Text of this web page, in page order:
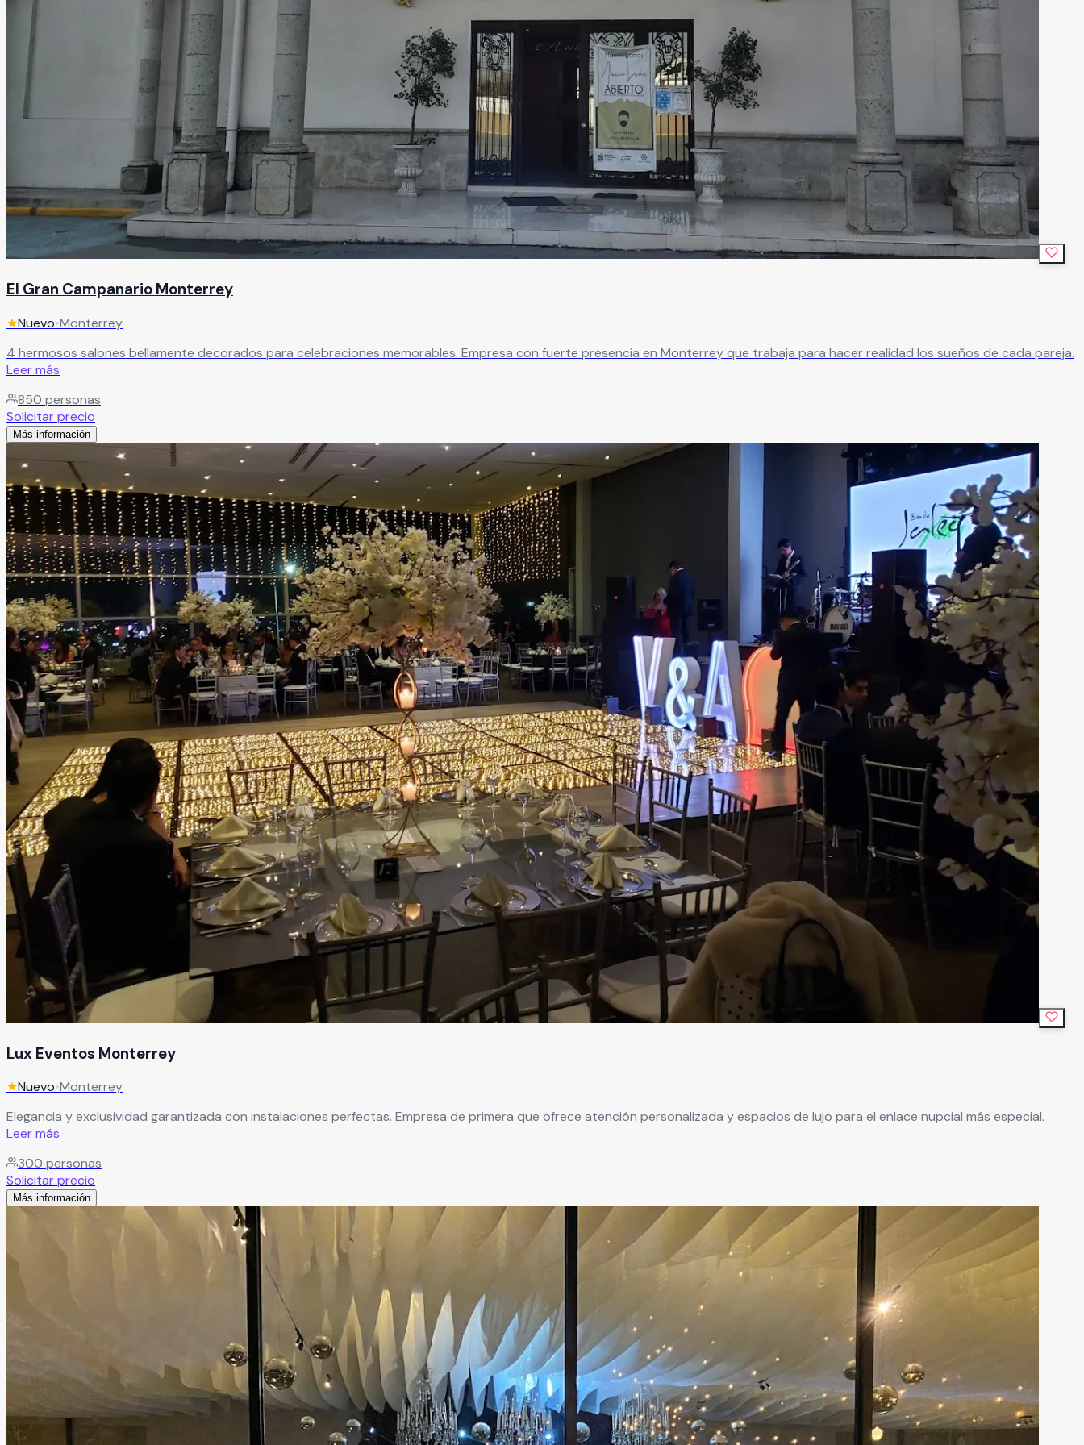
El Gran Campanario Monterrey
★Nuevo•Monterrey
4 hermosos salones bellamente decorados para celebraciones memorables. Empresa con fuerte presencia en Monterrey que trabaja para hacer realidad los sueños de cada pareja.
Leer más
850 personas
Solicitar precio
Más información
Lux Eventos Monterrey
★Nuevo•Monterrey
Elegancia y exclusividad garantizada con instalaciones perfectas. Empresa de primera que ofrece atención personalizada y espacios de lujo para el enlace nupcial más especial.
Leer más
300 personas
Solicitar precio
Más información